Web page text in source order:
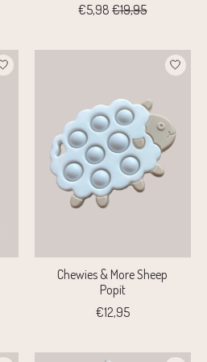
€5,98 €19,95
Chewies & More Sheep
Popit
€12,95